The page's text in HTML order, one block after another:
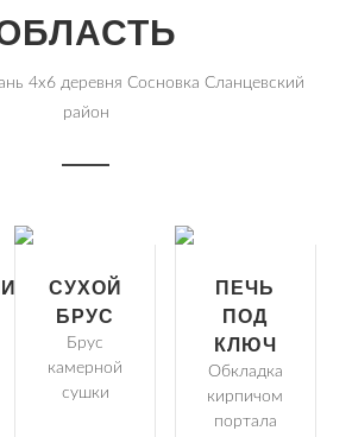
4х6 деревня Сосновка Сланцевский
район
СУХОЙ
БРУС
Брус
камерной
сушки
ПЕЧЬ
ПОД
КЛЮЧ
Обкладка
кирпичом
портала